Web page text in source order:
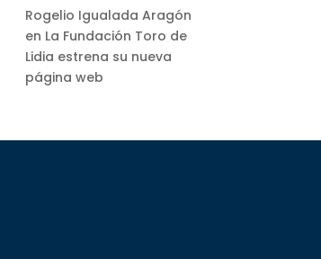
Rogelio Igualada Aragón
en La Fundación Toro de
Lidia estrena su nueva
página web